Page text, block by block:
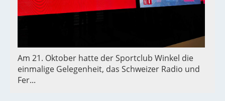
Am 21. Oktober hatte der Sportclub Winkel die
einmalige Gelegenheit, das Schweizer Radio und
Fer...